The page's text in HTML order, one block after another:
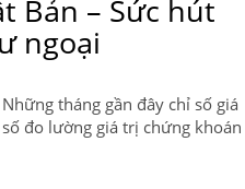
Bản – Sức hút
ngoại
tháng gần đây chỉ số giá
đo lường giá trị chứng khoán